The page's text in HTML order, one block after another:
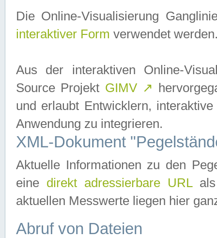
Die Online-Visualisierung
interaktiver Form verwendet
Aus der interaktiven Online-
Source Projekt GIMV ↗
und erlaubt Entwicklern,
Anwendung zu integrieren.
XML-Dokument
Aktuelle Informationen zu den
eine direkt adressierbare URLals
aktuellen Messwerte liegen hier
Abruf von Dateien